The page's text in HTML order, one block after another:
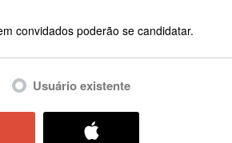
convidados poderão se candidatar.
Usuário existente